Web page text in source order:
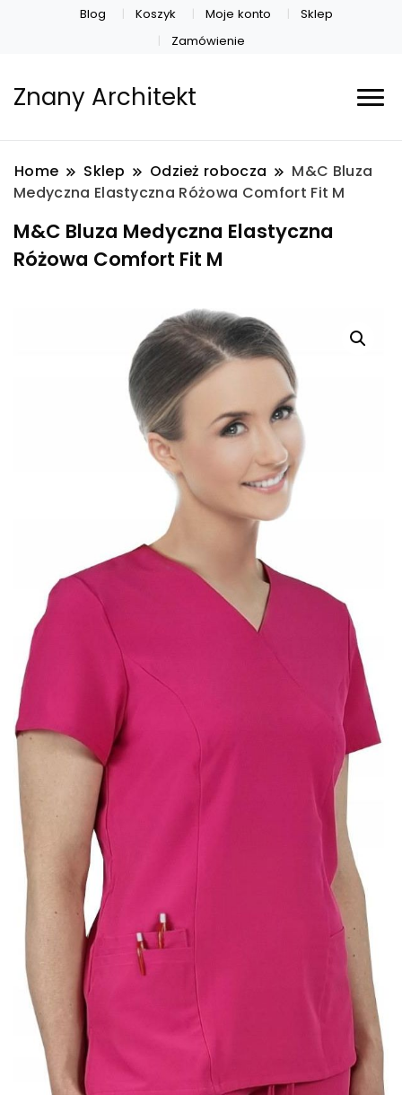
Blog Koszyk Moje konto
Sklep
Zamówienie
Znany Architekt
Home Sklep Odzież robocza
M&C Bluza
Medyczna Elastyczna Różowa Comfort Fit M
M&C Bluza Medyczna Elastyczna
Różowa Comfort Fit M